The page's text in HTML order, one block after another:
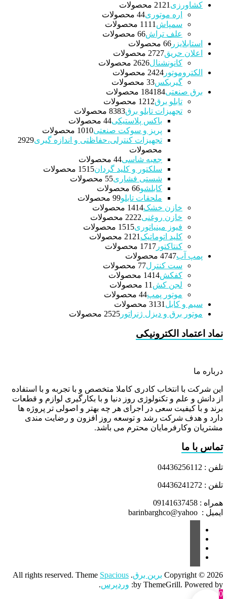
کشاورزی 21 21 محصولات
اره موتوری 44 محصولات
سمپاش
11 11 محصولات
علف تراش 66 محصولات
استابلایزر
66 محصولات
اعلان حریق
2727 محصولات
کانونشنال
2626 محصولات
الکتروموتور
2424 محصولات
گیربکس 33 محصولات
برق صنعتی
184184 محصولات
تابلو برق
1212 محصولات
تجهیزات تابلو برق
8383 محصولات
باکس پلاستیکی 44 محصولات
پریز و سوکت صنعتی
1010 محصولات
تجهیزات کنترلی،حفاظتی و اندازه گیری
2929
محصولات
جعبه شاسی 44 محصولات
سلکتور و کلید گردان
1515 محصولات
شستی فشاری 55 محصولات
کابلشو 66 محصولات
ملحقات تابلو 99 محصولات
خازن خشک
1414 محصولات
خازن روغنی
2222 محصولات
فیوز مینیاتوری
1515 محصولات
کلید اتوماتیک
21 21 محصولات
کنتاکتور
1717 محصولات
پمپ آب
4747 محصولات
ست کنترل 77 محصولات
کفکش
1414 محصولات
لجن کش
1 1 محصولات
موتور پمپ 44 محصولات
سیم و کابل
3131 محصولات
موتور برق و دیزل ژنراتور
2525 محصولات
نماد اعتماد الکترونیکی
درباره ما
این شرکت با انتخاب کادری کاملا متخصص و با تجربه و با استفاده
از دانش و علم و تکنولوژی روز دنیا و با بکارگیری لوازم و قطعات
برند و با کیفیت سعی در اجرای هر چه بهتر و اصولی تر پروژه ها
دارد و هدف شرکت رشد و توسعه روز افزون و رضایت مندی
مشتریان وکارفرمایان محترم می باشد.
تماس با ما
تلفن : 04436256112
تلفن : 04436241272
همراه : 09141637458
ایمیل : barinbarghco@yahoo
Copyright © 2026 برین برق. All rights reserved. Theme
Spacious
by ThemeGrill. Powered by: وردپرس.
0